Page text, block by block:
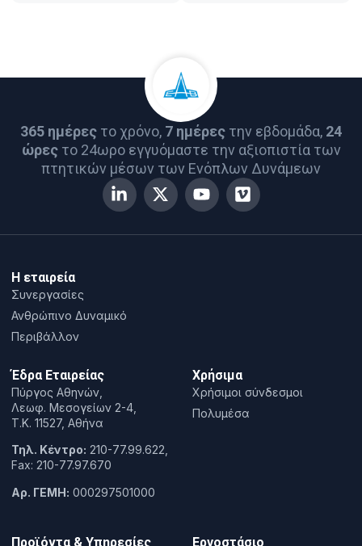
365 ημέρες το χρόνο, 7 ημέρες την εβδομάδα, 24
ώρεςτο 24ωρο εγγυόμαστε την αξιοπιστία των
πτητικών μέσων των Ενόπλων Δυνάμεων
Έδρα Εταιρείας
Πύργος Αθηνών,
Λεωφ. Μεσογείων 2-4,
T.K. 11527, Αθήνα
Τηλ. Κέντρο: 210-77.99.622,
Fax: 210-77.97.670
Αρ. ΓΕΜΗ: 000297501000
Εργοστάσιο
Η εταιρεία
Συνεργασίες
Ανθρώπινο Δυναμικό
Περιβάλλον
Προϊόντα & Υπηρεσίες
Χρήσιμα
Χρήσιμοι σύνδεσμοι
Πολυμέσα